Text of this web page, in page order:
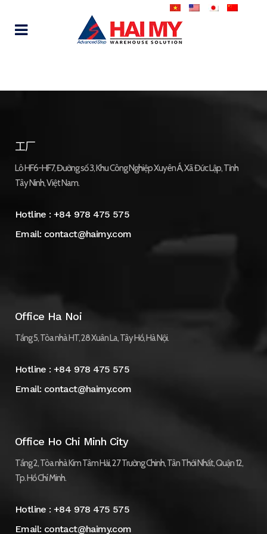
工厂
Lô HF6-HF7, Đường số 3, Khu Công Nghiệp Xuyên Á, Xã Đức Lập, Tỉnh
Tây Ninh, Việt Nam.
Hotline :+84 978 475 575
Email: contact@haimy.com
Office Ha Noi
Tầng 5, Tòa nhà HT, 28 Xuân La, Tây Hồ, Hà Nội.
Hotline :+84 978 475 575
Email: contact@haimy.com
Office Ho Chi Minh City
Tầng 2, Tòa nhà Kim Tâm Hải, 27 Trường Chinh, Tân Thới Nhất, Quận 12,
Tp. Hồ Chí Minh.
Hotline :+84 978 475 575
Email: contact@haimy.com